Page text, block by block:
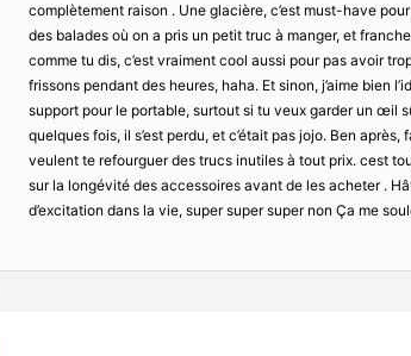
complètement raison . Une glacière, c’est must-have
des balades où on a pris un petit truc à manger, et
comme tu dis, c’est vraiment cool aussi pour pas avoir
frissons pendant des heures, haha. Et sinon, j’aime bien
support pour le portable, surtout si tu veux garder un œil
quelques fois, il s’est perdu, et c’était pas jojo. Ben
veulent te refourguer des trucs inutiles à tout prix. cest
sur la longévité des accessoires avant de les acheter .
d’excitation dans la vie, super super super non Ça me